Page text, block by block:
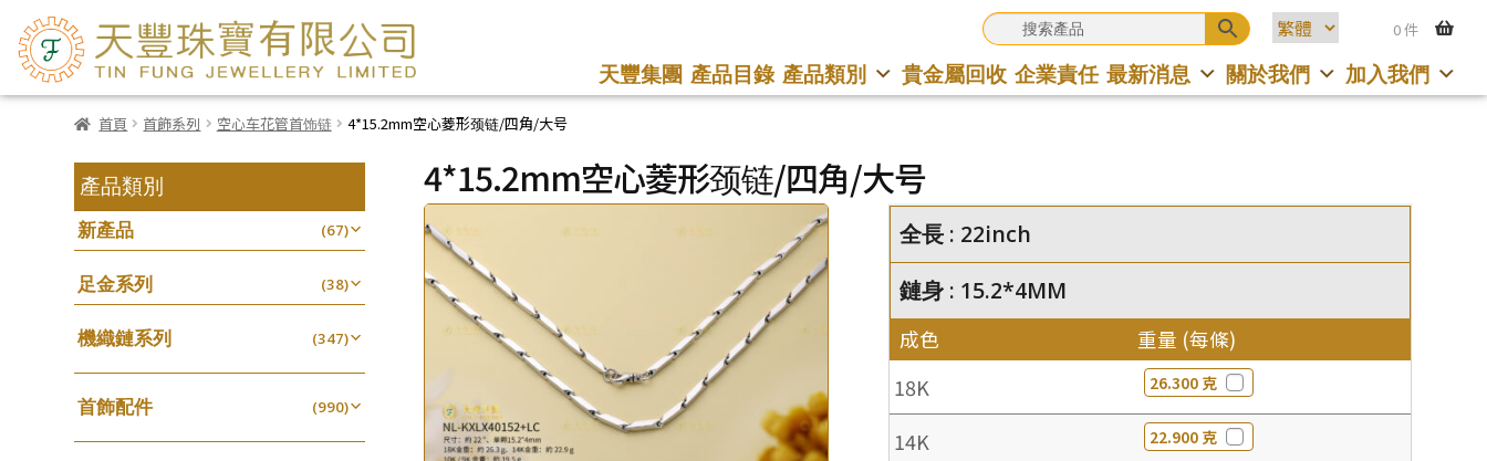
0 件
天豐集團 產品目錄 產品類別 貴金屬回收 企業責任 最新消息 關於我們 加入我們
首頁 首飾系列 空心车花管首饰链 4*15.2mm空心菱形颈链/四角/大号
4*15.2mm空心菱形颈链/四角/大号
全長 : 22inch
鏈身 : 15.2*4MM
成色 重量 (每條)
18K 26.300 克
14K 22.900 克
產品類別
新產品 (67)
足金系列 (38)
機織鏈系列 (347)
珠仔鏈 (25)
镶口链 (61)
管狀網鏈 (11)
首飾配件 (990)
耳環類配件 (341)